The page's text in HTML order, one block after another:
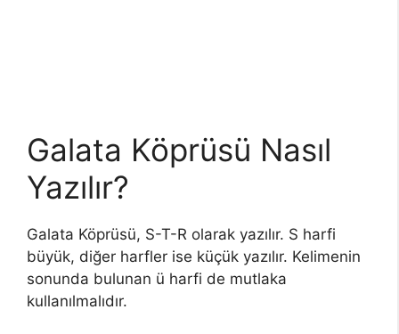
Galata Köprüsü Nasıl
Yazılır?
Galata Köprüsü, S-T-R olarak yazılır. S harfi
büyük, diğer harfler ise küçük yazılır. Kelimenin
sonunda bulunan ü harfi de mutlaka
kullanılmalıdır.